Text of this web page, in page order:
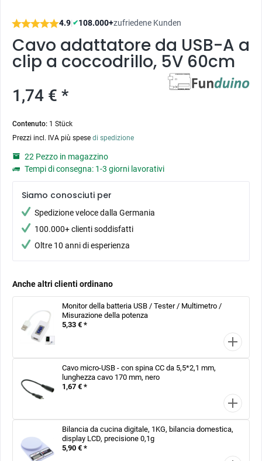
4.9|✔108.000+zufriedene Kunden
Cavo adattatore da USB-A a
clip a coccodrillo, 5V 60cm
1,74 € *
Contenuto: 1 Stück
Prezzi incl. IVA più spese di spedizione
22 Pezzo in magazzino
Tempi di consegna: 1-3 giorni lavorativi
Siamo conosciuti per
Spedizione veloce dalla Germania
100.000+ clienti soddisfatti
Oltre 10 anni di esperienza
Anche altri clienti ordinano
Monitor della batteria USB / Tester / Multimetro /
Misurazione della potenza
5,33 € *
Cavo micro-USB - con spina CC da 5,5*2,1 mm,
lunghezza cavo 170 mm, nero
1,67 € *
Bilancia da cucina digitale, 1KG, bilancia domestica,
display LCD, precisione 0,1g
5,90 € *